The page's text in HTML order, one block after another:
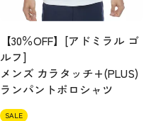
【30％OFF】[アドミラル ゴ
ルフ]
メンズ カラタッチ+(PLUS)
ランパントポロシャツ
SALE